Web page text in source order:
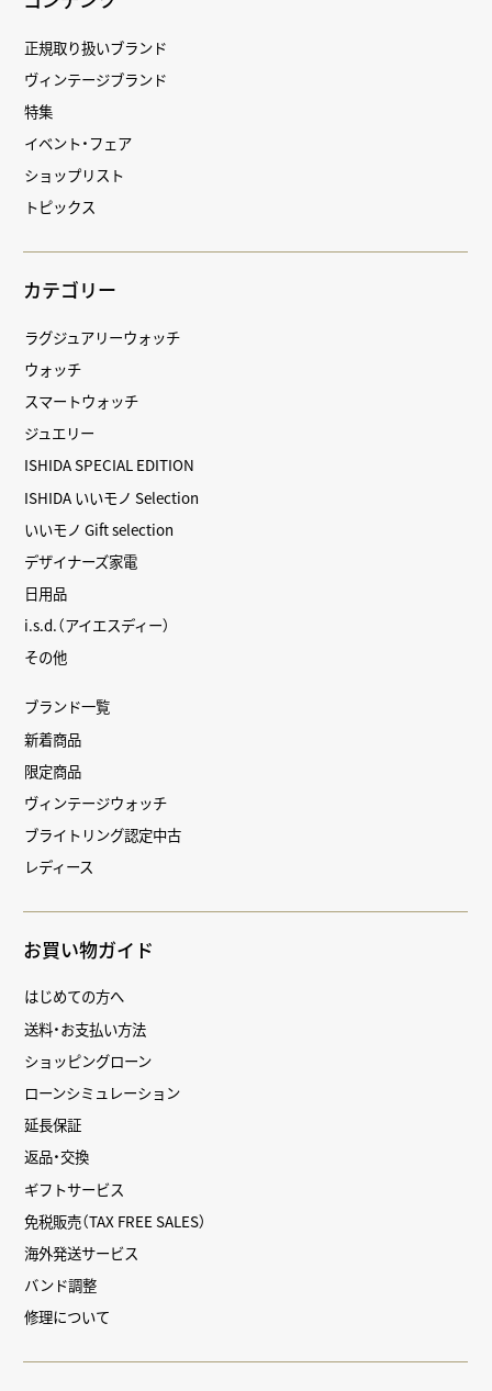
正規取り扱いブランド
ヴィンテージブランド
特集
イベント・フェア
ショップリスト
トピックス
カテゴリー
ラグジュアリーウォッチ
ウォッチ
スマートウォッチ
ジュエリー
ISHIDA SPECIAL EDITION
ISHIDA いいモノ Selection
いいモノ Gift selection
デザイナーズ家電
日用品
i.s.d.（アイエスディー）
その他
ブランド一覧
新着商品
限定商品
ヴィンテージウォッチ
ブライトリング認定中古
レディース
お買い物ガイド
はじめての方へ
送料・お支払い方法
ショッピングローン
ローンシミュレーション
延長保証
返品・交換
ギフトサービス
免税販売（TAX FREE SALES）
海外発送サービス
バンド調整
修理について